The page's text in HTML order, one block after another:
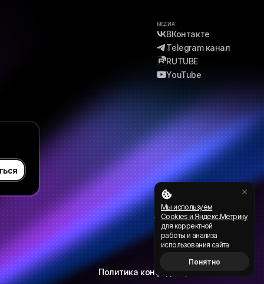
Мы используем
Cookies и Яндекс.Метрику
для корректной
работы и анализа
использования сайта
Понятно
МЕДИА
ВКонтакте
Telegram канал
RUTUBE
YouTube
info@pgenesis.ru
+7 (495) 128-83-67
Политика конфиденциальности